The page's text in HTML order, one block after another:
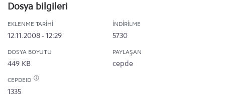
Dosya bilgileri
EKLENME TARIHI
12.11.2008 - 12:29
İNDIRILME
5730
DOSYA BOYUTU
449 KB
PAYLAŞAN
cepde
CEPDEID
1335